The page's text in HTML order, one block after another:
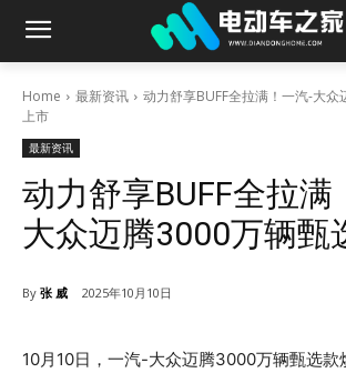
Home 最新资讯
动力舒享BUFF全拉满！一汽-大
上市
最新资讯
动力舒享BUFF全拉满
大众迈腾3000万辆甄
By 张 威 2025年10月10日
10月10日，一汽-大众迈腾3000万辆甄选款